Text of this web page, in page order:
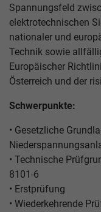
Spannungsfeld
elektrotechnischen
nationaler und
Technik sowie
Europäischer
Österreich und der
Schwerpunkte:
• Gesetzliche
• Technische
8101-6
• Erstprüfung
• Wiederkehrende